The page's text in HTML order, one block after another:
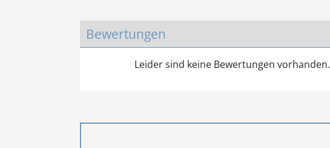
Bewertungen
Leider sind keine Bewertungen vorhanden.